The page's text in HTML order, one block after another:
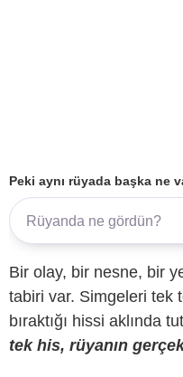
Peki aynı rüyada başka ne
Bir olay, bir nesne, bir
tabiri var. Simgeleri tek
bıraktığı hissi aklında
tek his, rüyanın